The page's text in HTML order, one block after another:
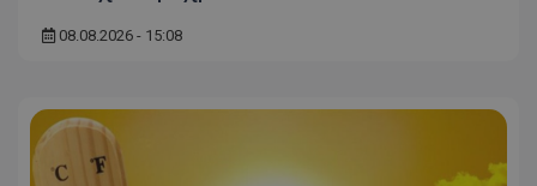
08.08.2026 - 15:08